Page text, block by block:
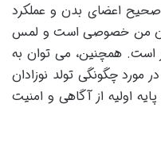
صحیح اعضای بدن و عملکرد
من خصوصی است و لمس
است. همچنین، می توان به
چگونگی تولد نوزادان
اولیه از آگاهی و امنیت